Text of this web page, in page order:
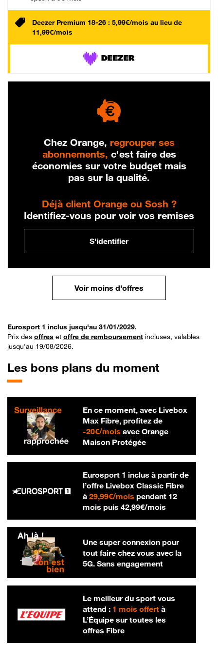
Deezer Premium 18-26 : 5,99€/mois au lieu de
11,99€/mois
Chez Orange, regrouper ses
abonnements, c'est faire des
économies sur votre budget mais
pas sur la qualité.
Déjà client Orange ou Sosh ?
Identifiez-vous pour voir vos remises
S'identifier
Voir moins d'offres
Eurosport 1 inclus jusqu'au 31/01/2029.
Prix des offres et offre de remboursement incluses, valables
jusqu’au 19/08/2026.
Les bons plans du moment
En ce moment, avec Livebox
Max Fibre, profitez de
-20€/mois20 € par mois
avec Orange
Maison Protégée
Eurosport 1 inclus à partir de
l’offre Livebox Classic Fibre
à 29,99€/mois29,99 € par mois
pendant 12
mois puis 42,99€/mois42,99 € par
Une super connexion pour
tout faire chez vous avec la
5G. Sans engagement
Le meilleur du sport vous
attend : 1 mois offertà
L’Équipe sur toutes les
offres Fibre